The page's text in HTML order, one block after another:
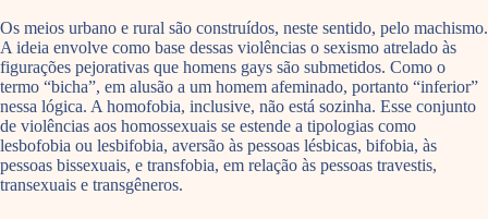
Os meios urbano e rural são construídos, neste sentido, pelo machismo.
A ideia envolve como base dessas violências o sexismo atrelado às
figurações pejorativas que homens gays são submetidos. Como o
termo “bicha”, em alusão a um homem afeminado, portanto “inferior”
nessa lógica. A homofobia, inclusive, não está sozinha. Esse conjunto
de violências aos homossexuais se estende a tipologias como
lesbofobia ou lesbifobia, aversão às pessoas lésbicas, bifobia, às
pessoas bissexuais, e transfobia, em relação às pessoas travestis,
transexuais e transgêneros.